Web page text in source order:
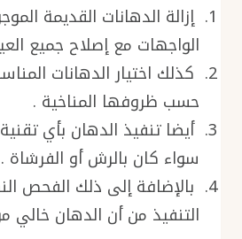
إزالة الدهانات القديمة
الواجهات مع إصلاح جميع
كذلك اختيار الدهانات
حسب ظروفها المناخية .
أيضا تنفيذ الدهان بأي
سواء كان بالرش أو الفرشاة .
بالإضافة إلى ذلك الفحص
التنفيذ من أن الدهان خالي